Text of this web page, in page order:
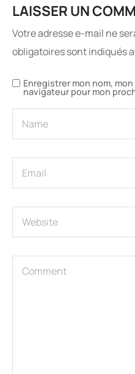
LAISSER UN
Votre adresse e-mail ne
obligatoires sont indiqués
Enregistrer mon nom,
navigateur pour mon